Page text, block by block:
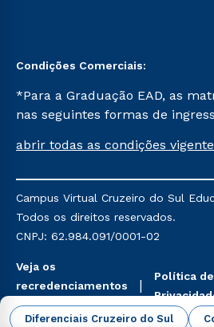
Diferenciais Cruzeiro do Sul
Condições Comerciais:
*Para a Graduação EAD, as
nas seguintes formas de
Já para as demais, a taxa de
mencionadas são referentes
Religioso, Geografia para a
do Ensino de História: Questões
abrir todas as condições
Campus Virtual Cruzeiro do Sul
Todos os direitos reservados.
CNPJ: 62.984.091/0001-02
Veja os
recredenciamentos
aqui
Política de